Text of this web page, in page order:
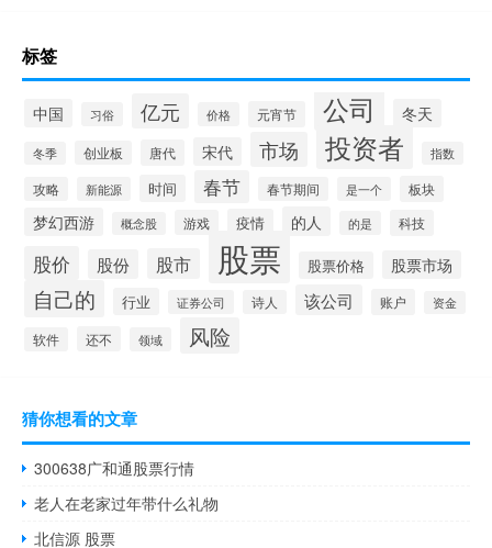
标签
中国 习俗 亿元 价格 元宵节 公司 冬天
冬季 创业板 唐代 宋代 市场 投资者 指数
攻略 新能源 时间 春节 春节期间 是一个 板块
梦幻西游 概念股 游戏 疫情 的人 的是 科技
股价 股份 股市 股票 股票价格 股票市场
自己的 行业 证券公司 诗人 该公司 账户 资金
软件 还不 领域 风险
猜你想看的文章
300638广和通股票行情
老人在老家过年带什么礼物
北信源 股票